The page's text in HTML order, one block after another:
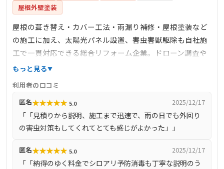
屋根外壁塗装
屋根の葺き替え・カバー工法・雨漏り補修・屋根塗装など
の施工に加え、太陽光パネル設置、害虫害獣駆除も自社施
工で一貫対応できる総合リフォーム企業。ドローン調査や
下地補修、外壁・内装リフォームも対応可能で、無料診断
ルを広くカバーできる点が強みです。
もっと見る
利用者の口コミ
匿名★★★★★ 5.0 2025/12/17
「「見積りから説明、施工まで迅速で、雨の日でも外回り
の害虫対策もしてくれてとても感じがよかった」」
匿名★★★★★ 5.0 2025/12/17
「「納得のゆく料金でシロアリ予防消毒も丁寧な説明のう